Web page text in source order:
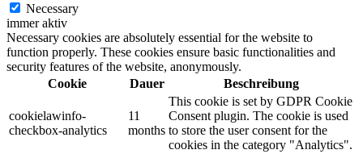
Necessary
immer aktiv
Necessary cookies are absolutely essential for the website to
function properly. These cookies ensure basic functionalities and
security features of the website, anonymously.
Cookie
Dauer Beschreibung
cookielawinfo-
checkbox-analytics
11
months
This cookie is set by GDPR Cookie
Consent plugin. The cookie is used
to store the user consent for the
cookies in the category "Analytics".